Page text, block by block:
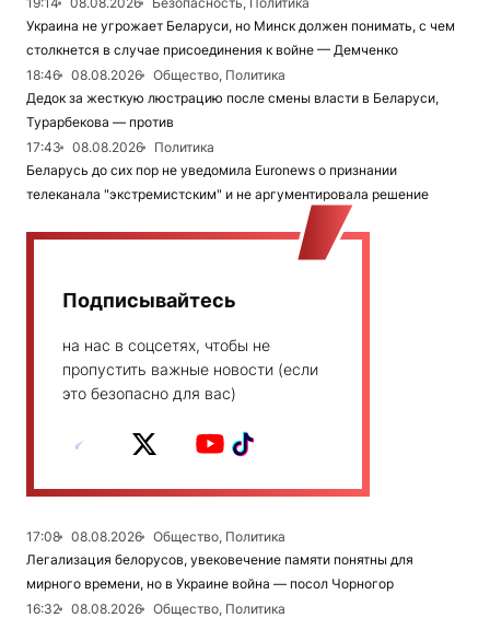
Украина не угрожает Беларуси, но Минск должен понимать, с чем
столкнется в случае присоединения к войне — Демченко
18:46
08.08.2026
Общество, Политика
Дедок за жесткую люстрацию после смены власти в Беларуси,
Турарбекова — против
17:43
08.08.2026
Политика
Беларусь до сих пор не уведомила Euronews о признании
телеканала "экстремистским" и не аргументировала решение
Подписывайтесь
на нас в соцсетях, чтобы не
пропустить важные новости (если
это безопасно для вас)
17:08 08.08.2026
Общество, Политика
Легализация белорусов, увековечение памяти понятны для
мирного времени, но в Украине война — посол Чорногор
16:32
08.08.2026
Общество, Политика